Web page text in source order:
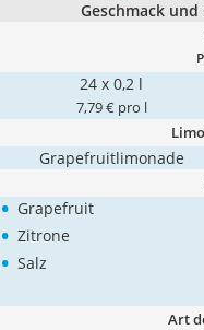
Geschmack
24 x 0,2 l
7,79 € pro l
Grapefruitlimonade
• Grapefruit
• Zitrone
• Salz
Art